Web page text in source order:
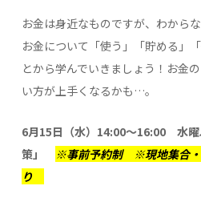
お金は身近なものですが、わから
お金について「使う」「貯める」
とから学んでいきましょう！お金
い方が上手くなるかも…。
6月15日（水）14:00～16:00 水曜
策」
※事前予約制 ※現地集合・
り